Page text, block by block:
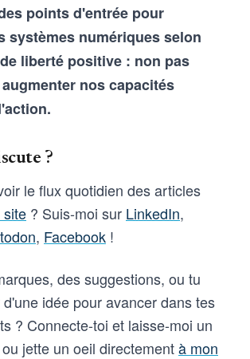
points d'entrée pour
systèmes numériques selon
liberté positive : non pas
nos capacités
?
le flux quotidien des articles
site ? Suis-moi sur LinkedIn,
, Facebook !
des suggestions, ou tu
idée pour avancer dans tes
? Connecte-toi et laisse-moi un
jette un oeil directementà mon